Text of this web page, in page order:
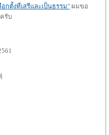
อกตั้งที่เสรีและเป็นธรรม" ผมขอ
รับ